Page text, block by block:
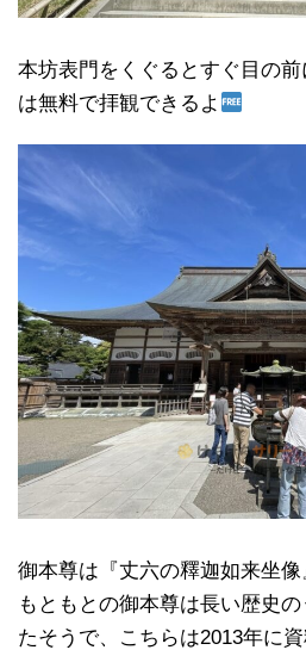
本坊表門をくぐるとすぐ目の
は無料で拝観できるよ
御本尊は『丈六の釋迦如来坐
もともとの御本尊は長い歴史
たそうで、こちらは2013年に